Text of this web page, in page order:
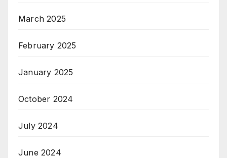
March 2025
February 2025
January 2025
October 2024
July 2024
June 2024